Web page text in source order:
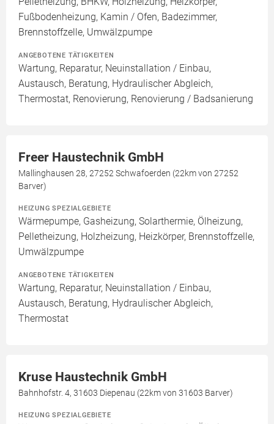
Fußbodenheizung, Kamin / Ofen, Badezimmer,
Brennstoffzelle, Umwälzpumpe
ANGEBOTENE TÄTIGKEITEN
Wartung, Reparatur, Neuinstallation / Einbau,
Austausch, Beratung, Hydraulischer Abgleich,
Thermostat, Renovierung, Renovierung / Badsanierung
Freer Haustechnik GmbH
Mallinghausen 28, 27252 Schwafoerden (22km von 27252
Barver)
HEIZUNG SPEZIALGEBIETE
Wärmepumpe, Gasheizung, Solarthermie, Ölheizung,
Pelletheizung, Holzheizung, Heizkörper, Brennstoffzelle,
Umwälzpumpe
ANGEBOTENE TÄTIGKEITEN
Wartung, Reparatur, Neuinstallation / Einbau,
Austausch, Beratung, Hydraulischer Abgleich,
Thermostat
Kruse Haustechnik GmbH
Bahnhofstr. 4, 31603 Diepenau (22km von 31603 Barver)
HEIZUNG SPEZIALGEBIETE